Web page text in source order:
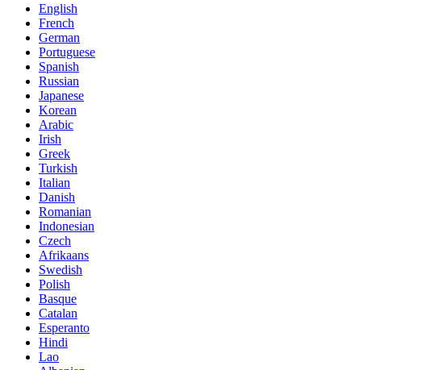
English
French
German
Portuguese
Spanish
Russian
Japanese
Korean
Arabic
Irish
Greek
Turkish
Italian
Danish
Romanian
Indonesian
Czech
Afrikaans
Swedish
Polish
Basque
Catalan
Esperanto
Hindi
Lao